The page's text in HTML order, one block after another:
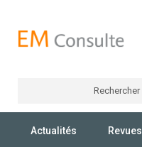
Rechercher
Actualités Revues